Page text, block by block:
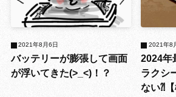
バッテリーが膨張して画面
が浮いてきた(>_<)！？
2021年8月6日
2024年
ラクシ
ない⁈
2021年8